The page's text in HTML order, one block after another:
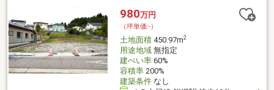
980万円
（坪単価:-）
土地面積450.97m2
用途地域無指定
建ぺい率60%
容積率200%
建築条件なし